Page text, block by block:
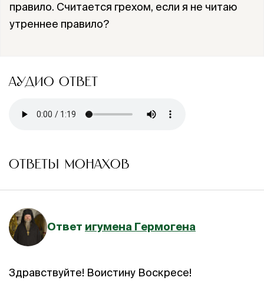
правило. Считается грехом, если я не читаю
утреннее правило?
АУДИО ОТВЕТ
ОТВЕТЫ МОНАХОВ
Ответ игумена Гермогена
Здравствуйте! Воистину Воскресе!